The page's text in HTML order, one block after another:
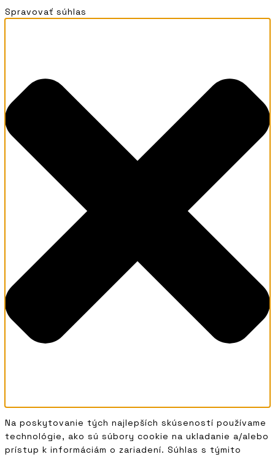
Spravovať súhlas
Na poskytovanie tých najlepších skúseností používame
technológie, ako sú súbory cookie na ukladanie a/alebo
prístup k informáciám o zariadení. Súhlas s týmito